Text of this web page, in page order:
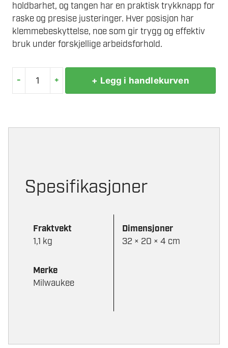
holdbarhet, og tangen har en praktisk trykknapp for
raske og presise justeringer. Hver posisjon har
klemmebeskyttelse, noe som gir trygg og effektiv
bruk under forskjellige arbeidsforhold.
-
MILWAUKEE
+ + Legg i handlekurven
Spesifikasjoner
Fraktvekt
1,1 kg
Dimensjoner
32 × 20 × 4 cm
Merke
Milwaukee